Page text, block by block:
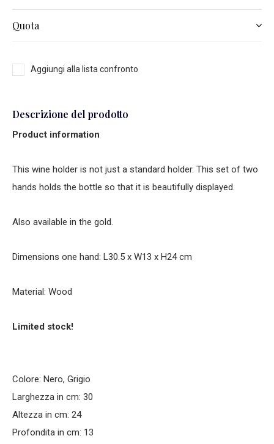
Quota
Aggiungi alla lista confronto
Descrizione del prodotto
Product information
This wine holder is not just a standard holder. This set of two
hands holds the bottle so that it is beautifully displayed.
Also available in the gold.
Dimensions one hand: L30.5 x W13 x H24 cm
Material: Wood
Limited stock!
Colore: Nero, Grigio
Larghezza in cm: 30
Altezza in cm: 24
Profondita in cm: 13